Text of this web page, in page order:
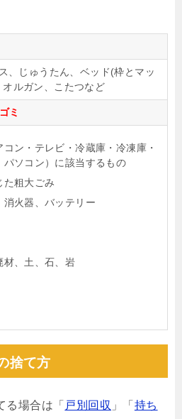
、じゅうたん、ベッド(枠とマッ
オルガン、こたつなど
ミ
ン・テレビ・冷蔵庫・冷凍庫・
ソコン）に該当するもの
た粗大ごみ
消火器、バッテリー
材、土、石、岩
捨て方
る場合は「 戸別回収 」「 持ち